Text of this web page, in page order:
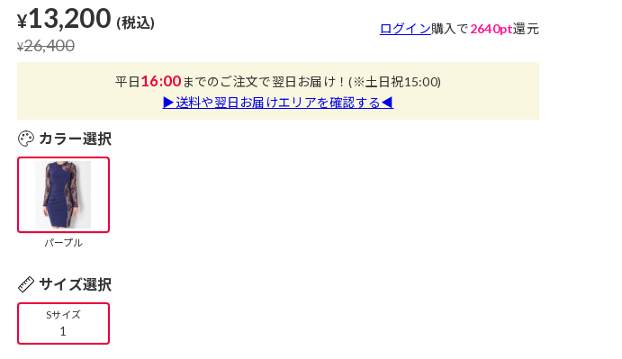
¥13,200 (税込)
¥26,400
ログイン購入で2640pt還元
平日16:00までのご注文で翌日お届け！(※土日祝15:00)
▶送料や翌日お届けエリアを確認する◀
カラー選択
パープル
サイズ選択
Sサイズ
1